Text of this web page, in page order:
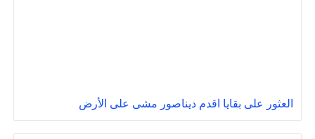
العثور على بقايا اقدم ديناصور مشى على الأرض